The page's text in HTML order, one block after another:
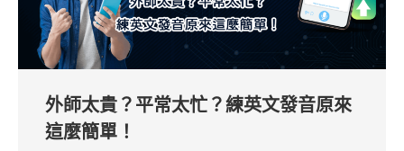
外師太貴？平常太忙？練英文發音原來
這麼簡單！